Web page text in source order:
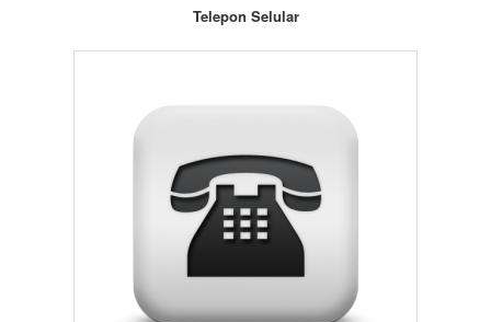
Telepon Selular